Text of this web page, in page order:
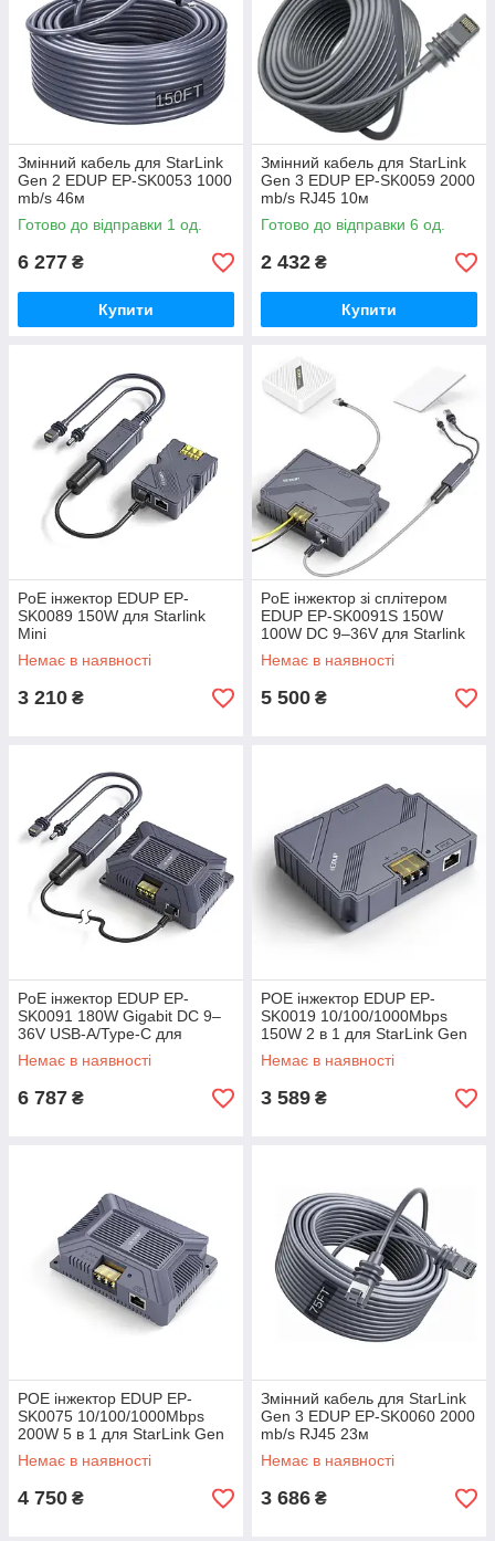
Змінний кабель для StarLink
Gen 2 EDUP EP-SK0053 1000
mb/s 46м
Готово до відправки 1 од.
6 277 ₴
Купити
Змінний кабель для StarLink
Gen 3 EDUP EP-SK0059 2000
mb/s RJ45 10м
Готово до відправки 6 од.
2 432 ₴
Купити
PoE інжектор EDUP EP-
SK0089 150W для Starlink
Mini
Немає в наявності
3 210 ₴
PoE інжектор зі сплітером
EDUP EP-SK0091S 150W
100W DC 9–36V для Starlink
Mini
Немає в наявності
5 500 ₴
PoE інжектор EDUP EP-
SK0091 180W Gigabit DC 9–
36V USB-A/Type-C для
Starlink Mini
Немає в наявності
6 787 ₴
POE інжектор EDUP EP-
SK0019 10/100/1000Mbps
150W 2 в 1 для StarLink Gen
3
Немає в наявності
3 589 ₴
POE інжектор EDUP EP-
SK0075 10/100/1000Mbps
200W 5 в 1 для StarLink Gen
3 Type-C and USB
Немає в наявності
4 750 ₴
Змінний кабель для StarLink
Gen 3 EDUP EP-SK0060 2000
mb/s RJ45 23м
Немає в наявності
3 686 ₴